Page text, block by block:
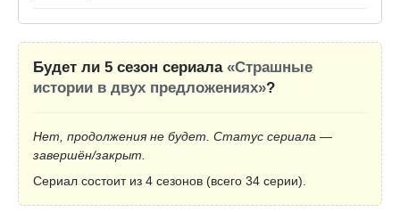
Будет ли 5 сезон сериала «Страшные
истории в двух предложениях»?
Нет, продолжения не будет. Статус сериала —
завершён/закрыт.
Сериал состоит из 4 сезонов (всего 34 серии).